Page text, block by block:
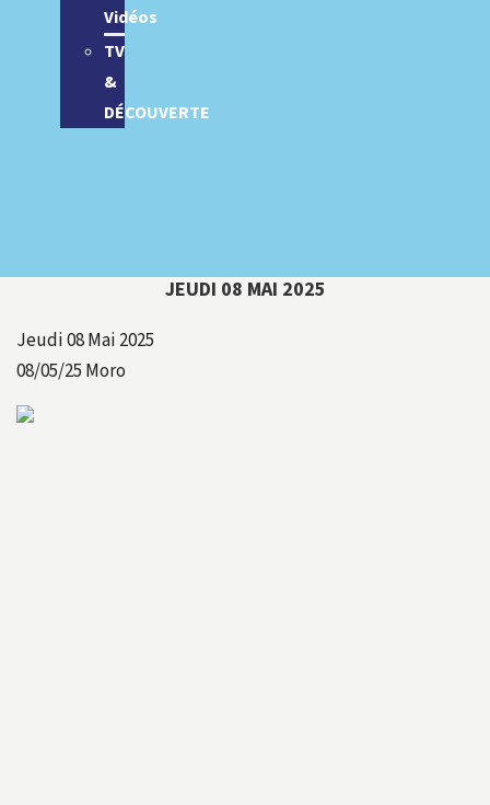
Vidéos
TV
&
DÉCOUVERTE
JEUDI 08 MAI 2025
Jeudi 08 Mai 2025
08/05/25 Moro